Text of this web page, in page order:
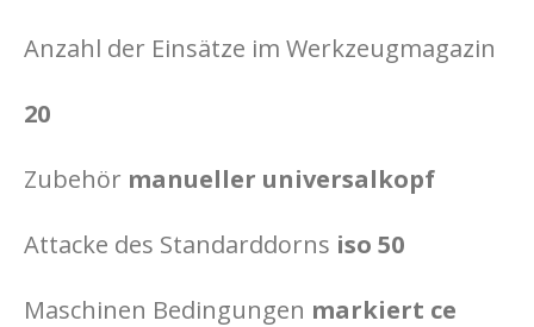
Anzahl der Einsätze im Werkzeugmagazin
20
Zubehör manueller universalkopf
Attacke des Standarddorns iso 50
Maschinen Bedingungen markiert ce